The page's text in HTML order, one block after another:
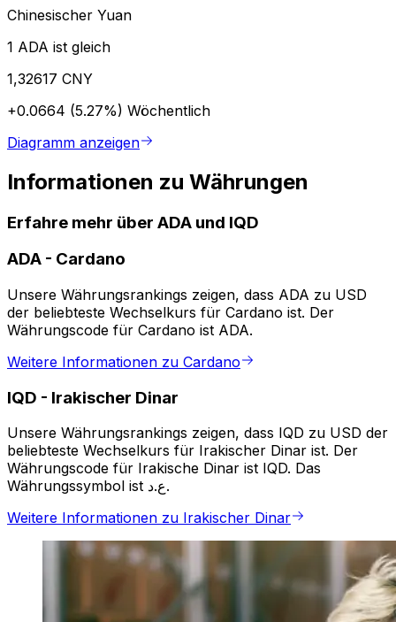
Chinesischer Yuan
1 ADA ist gleich
1,32617 CNY
+0.0664 (5.27%) Wöchentlich
Diagramm anzeigen
Informationen zu Währungen
Erfahre mehr über ADA und IQD
ADA - Cardano
Unsere Währungsrankings zeigen, dass ADA zu USD
der beliebteste Wechselkurs für Cardano ist. Der
Währungscode für Cardano ist ADA.
Weitere Informationen zu Cardano
IQD - Irakischer Dinar
Unsere Währungsrankings zeigen, dass IQD zu USD der
beliebteste Wechselkurs für Irakischer Dinar ist. Der
Währungscode für Irakische Dinar ist IQD. Das
Währungssymbol ist ع.د.
Weitere Informationen zu Irakischer Dinar